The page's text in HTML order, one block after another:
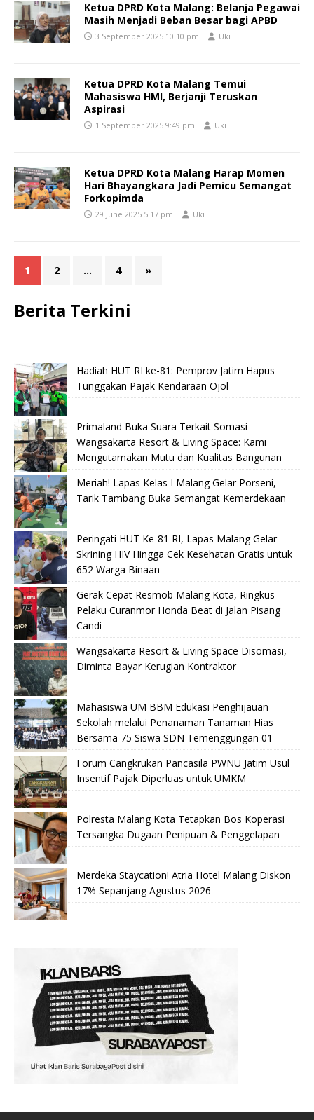
Ketua DPRD Kota Malang: Belanja Pegawai
Masih Menjadi Beban Besar bagi APBD
3 September 2025 10:10 pm Uki
Ketua DPRD Kota Malang Temui
Mahasiswa HMI, Berjanji Teruskan
Aspirasi
1 September 2025 9:49 pm Uki
Ketua DPRD Kota Malang Harap Momen
Hari Bhayangkara Jadi Pemicu Semangat
Forkopimda
29 June 2025 5:17 pm Uki
1 2 … 4 »
Berita Terkini
Hadiah HUT RI ke-81: Pemprov Jatim Hapus
Tunggakan Pajak Kendaraan Ojol
Primaland Buka Suara Terkait Somasi
Wangsakarta Resort & Living Space: Kami
Mengutamakan Mutu dan Kualitas Bangunan
Meriah! Lapas Kelas I Malang Gelar Porseni,
Tarik Tambang Buka Semangat Kemerdekaan
Peringati HUT Ke-81 RI, Lapas Malang Gelar
Skrining HIV Hingga Cek Kesehatan Gratis untuk
652 Warga Binaan
Gerak Cepat Resmob Malang Kota, Ringkus
Pelaku Curanmor Honda Beat di Jalan Pisang
Candi
Wangsakarta Resort & Living Space Disomasi,
Diminta Bayar Kerugian Kontraktor
Mahasiswa UM BBM Edukasi Penghijauan
Sekolah melalui Penanaman Tanaman Hias
Bersama 75 Siswa SDN Temenggungan 01
Forum Cangkrukan Pancasila PWNU Jatim Usul
Insentif Pajak Diperluas untuk UMKM
Polresta Malang Kota Tetapkan Bos Koperasi
Tersangka Dugaan Penipuan & Penggelapan
Merdeka Staycation! Atria Hotel Malang Diskon
17% Sepanjang Agustus 2026